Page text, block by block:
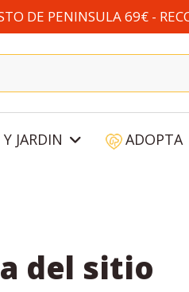
DE PENINSULA 69€ -
JARDIN ADOPTA
del sitio